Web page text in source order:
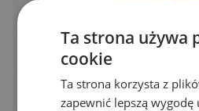
Ta strona używa
cookie
Ta strona korzysta z
zapewnić lepszą